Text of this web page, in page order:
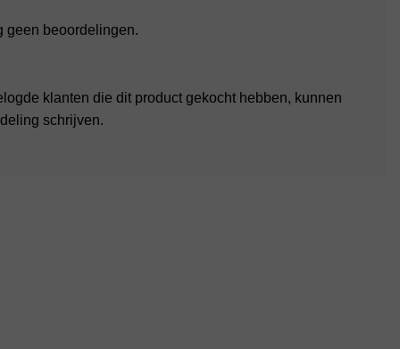
geen beoordelingen.
klanten die dit product gekocht hebben, kunnen
schrijven.